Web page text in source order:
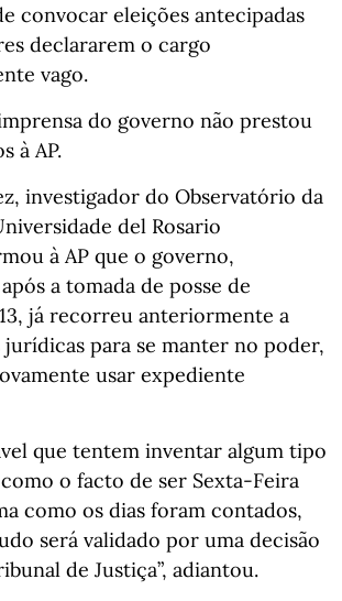
convocar eleições antecipadas
declararem o cargo
vago.
do governo não prestou
à AP.
investigador do Observatório da
del Rosario
à AP que o governo,
a tomada de posse de
já recorreu anteriormente a
para se manter no poder,
usar expediente
que tentem inventar algum tipo
o facto de ser Sexta-Feira
como os dias foram contados,
será validado por uma decisão
de Justiça”, adiantou.